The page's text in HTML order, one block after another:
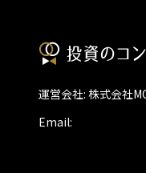
運営会社: 株式会社
Email: